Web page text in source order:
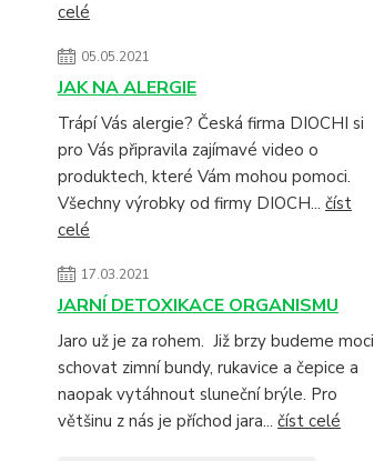
celé
05.05.2021
JAK NA ALERGIE
Trápí Vás alergie? Česká firma DIOCHI si
pro Vás připravila zajímavé video o
produktech, které Vám mohou pomoci.
Všechny výrobky od firmy DIOCH... číst
celé
17.03.2021
JARNÍ DETOXIKACE ORGANISMU
Jaro už je za rohem. Již brzy budeme moci
schovat zimní bundy, rukavice a čepice a
naopak vytáhnout sluneční brýle. Pro
většinu z nás je příchod jara... číst celé